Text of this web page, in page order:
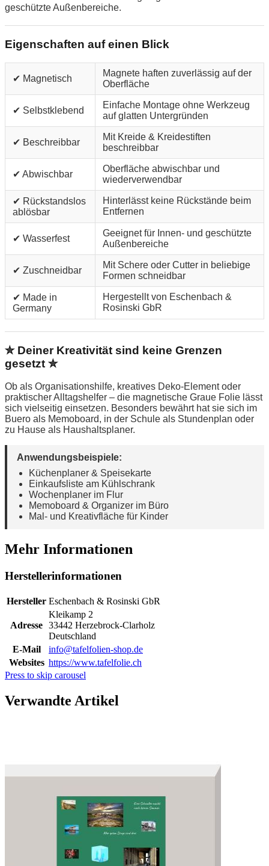
geschützte Außenbereiche.
Eigenschaften auf einen Blick
✔ Magnetisch
Magnete haften zuverlässig auf der
Oberfläche
✔ Selbstklebend
Einfache Montage ohne Werkzeug
auf glatten Untergründen
✔ Beschreibbar
Mit Kreide & Kreidestiften
beschreibbar
✔ Abwischbar
Oberfläche abwischbar und
wiederverwendbar
✔ Rückstandslos
ablösbar
Hinterlässt keine Rückstände beim
Entfernen
✔ Wasserfest
Geeignet für Innen- und geschützte
Außenbereiche
✔ Zuschneidbar
Mit Schere oder Cutter in beliebige
Formen schneidbar
✔ Made in
Germany
Hergestellt von Eschenbach &
Rosinski GbR
✮ Deiner Kreativität sind keine Grenzen
gesetzt ✮
Ob als Organisationshilfe, kreatives Deko-Element oder
praktischer Alltagshelfer – die magnetische Graue Folie lässt
sich vielseitig einsetzen. Besonders bewährt hat sie sich im
Buero als Memoboard, in der Schule als Stundenplan oder
zu Hause als Haushaltsplaner.
Anwendungsbeispiele:
Küchenplaner & Speisekarte
Einkaufsliste am Kühlschrank
Wochenplaner im Flur
Memoboard & Organizer im Büro
Mal- und Kreativfläche für Kinder
Mehr Informationen
Herstellerinformationen
Hersteller Eschenbach & Rosinski GbR
Adresse
Kleikamp 2
33442 Herzebrock-Clarholz
Deutschland
E-Mail
info@tafelfolien-shop.de
Websites https://www.tafelfolie.ch
Press to skip carousel
Verwandte Artikel